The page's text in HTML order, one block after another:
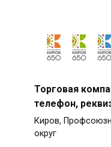
Торговая
телефон,
Киров,
округ